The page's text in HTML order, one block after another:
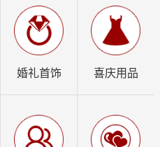
婚礼首饰 喜庆用品